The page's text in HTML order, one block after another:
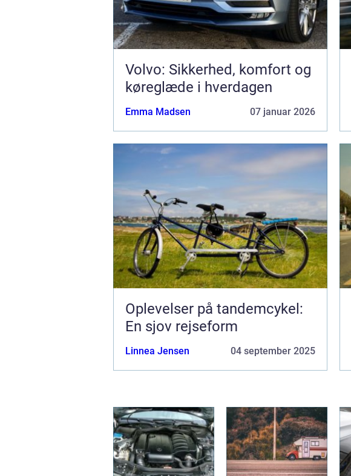
Volvo: Sikkerhed, komfort og
køreglæde i hverdagen
Emma Madsen 07 januar 2026
Oplevelser på tandemcykel:
En sjov rejseform
Linnea Jensen 04 september 2025